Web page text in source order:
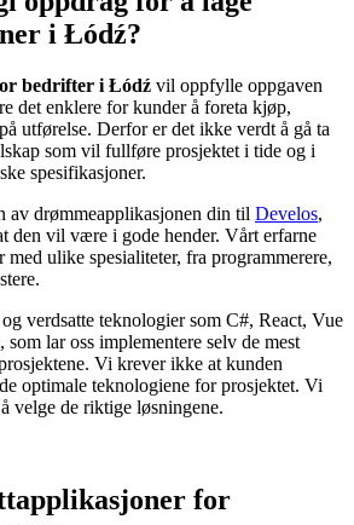
i Łódź?
bedrifter i Łódź vil oppfylle oppgaven
det enklere for kunder å foreta kjøp,
utførelse. Derfor er det ikke verdt å gå ta
som vil fullføre prosjektet i tide og i
spesifikasjoner.
av drømmeapplikasjonen din til Develos,
den vil være i gode hender. Vårt erfarne
med ulike spesialiteter, fra programmerere,
verdsatte teknologier som C#, React, Vue
lar oss implementere selv de mest
Vi krever ikke at kunden
optimale teknologiene for prosjektet. Vi
velge de riktige løsningene.
for